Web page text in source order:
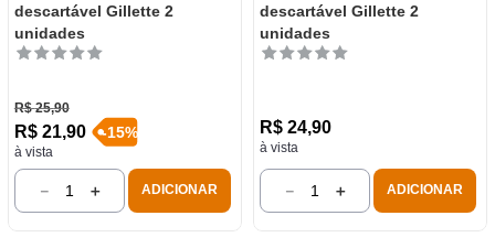
descartável Gillette 2
unidades
R$ 25,90
R$ 21,90
à vista
-15%
＋
－ ADICIONAR
descartável Gillette 2
unidades
R$ 24,90
à vista
＋
－ ADICIONAR